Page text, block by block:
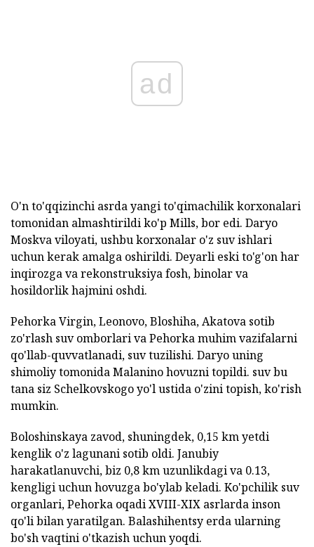
ad
O'n to'qqizinchi asrda yangi to'qimachilik korxonalari
tomonidan almashtirildi ko'p Mills, bor edi. Daryo
Moskva viloyati, ushbu korxonalar o'z suv ishlari
uchun kerak amalga oshirildi. Deyarli eski to'g'on har
inqirozga va rekonstruksiya fosh, binolar va
hosildorlik hajmini oshdi.
Pehorka Virgin, Leonovo, Bloshiha, Akatova sotib
zo'rlash suv omborlari va Pehorka muhim vazifalarni
qo'llab-quvvatlanadi, suv tuzilishi. Daryo uning
shimoliy tomonida Malanino hovuzni topildi. suv bu
tana siz Schelkovskogo yo'l ustida o'zini topish, ko'rish
mumkin.
Boloshinskaya zavod, shuningdek, 0,15 km yetdi
kenglik o'z lagunani sotib oldi. Janubiy
harakatlanuvchi, biz 0,8 km uzunlikdagi va 0.13,
kengligi uchun hovuzga bo'ylab keladi. Ko'pchilik suv
organlari, Pehorka oqadi XVIII-XIX asrlarda inson
qo'li bilan yaratilgan. Balashihentsy erda ularning
bo'sh vaqtini o'tkazish uchun yoqdi.